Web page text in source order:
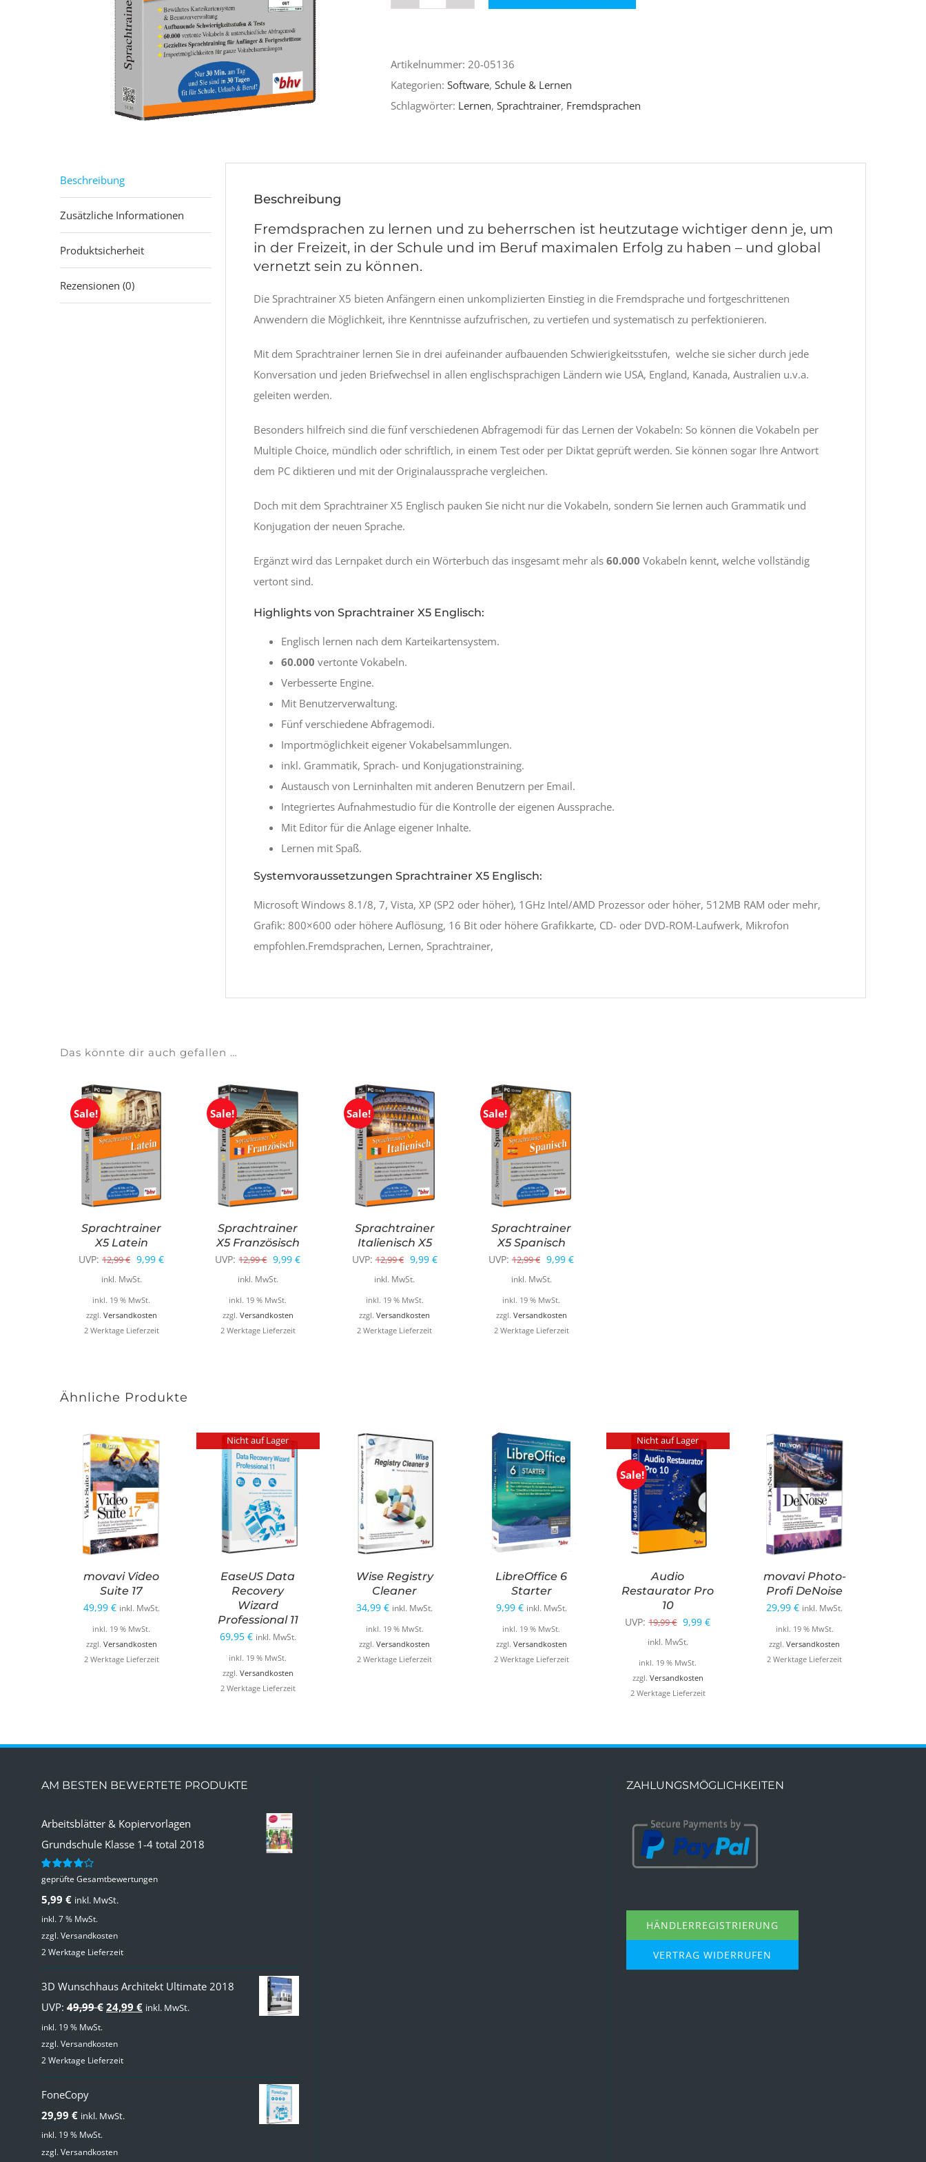
Menge
Artikelnummer: 20-05136
Kategorien: Software, Schule & Lernen
Schlagwörter: Lernen, Sprachtrainer, Fremdsprachen
Beschreibung
Zusätzliche Informationen
Produktsicherheit
Rezensionen (0)
Beschreibung
Fremdsprachen zu lernen und zu beherrschen ist heutzutage wichtiger denn je, um
in der Freizeit, in der Schule und im Beruf maximalen Erfolg zu haben – und global
vernetzt sein zu können.
Die Sprachtrainer X5 bieten Anfängern einen unkomplizierten Einstieg in die Fremdsprache und fortgeschrittenen
Anwendern die Möglichkeit, ihre Kenntnisse aufzufrischen, zu vertiefen und systematisch zu perfektionieren.
Mit dem Sprachtrainer lernen Sie in drei aufeinander aufbauenden Schwierigkeitsstufen, welche sie sicher durch jede
Konversation und jeden Briefwechsel in allen englischsprachigen Ländern wie USA, England, Kanada, Australien u.v.a.
geleiten werden.
Besonders hilfreich sind die fünf verschiedenen Abfragemodi für das Lernen der Vokabeln: So können die Vokabeln per
Multiple Choice, mündlich oder schriftlich, in einem Test oder per Diktat geprüft werden. Sie können sogar Ihre Antwort
dem PC diktieren und mit der Originalaussprache vergleichen.
Doch mit dem Sprachtrainer X5 Englisch pauken Sie nicht nur die Vokabeln, sondern Sie lernen auch Grammatik und
Konjugation der neuen Sprache.
Ergänzt wird das Lernpaket durch ein Wörterbuch das insgesamt mehr als 60.000 Vokabeln kennt, welche vollständig
vertont sind.
Highlights von Sprachtrainer X5 Englisch:
Englisch lernen nach dem Karteikartensystem.
60.000 vertonte Vokabeln.
Verbesserte Engine.
Mit Benutzerverwaltung.
Fünf verschiedene Abfragemodi.
Importmöglichkeit eigener Vokabelsammlungen.
inkl. Grammatik, Sprach- und Konjugationstraining.
Austausch von Lerninhalten mit anderen Benutzern per Email.
Integriertes Aufnahmestudio für die Kontrolle der eigenen Aussprache.
Mit Editor für die Anlage eigener Inhalte.
Lernen mit Spaß.
Systemvoraussetzungen Sprachtrainer X5Englisch:
Microsoft Windows 8.1/8, 7, Vista, XP (SP2 oder höher), 1GHz Intel/AMD Prozessor oder höher, 512MB RAM oder mehr,
Grafik: 800×600 oder höhere Auflösung, 16 Bit oder höhere Grafikkarte, CD- oder DVD-ROM-Laufwerk, Mikrofon
empfohlen.Fremdsprachen, Lernen, Sprachtrainer,
Das könnte dir auch gefallen …
Sale!
Sprachtrainer
X5 Latein
UVP: 12,99€ Ursprünglicher
Preis
war:
12,99 €
9,99€Aktueller
inkl. MwSt.
inkl. 19 % MwSt.
zzgl. Versandkosten
2 Werktage Lieferzeit
Sale!
Sprachtrainer
X5 Französisch
UVP: 12,99€ Ursprünglicher
Preis
war:
12,99 €
9,99€Aktueller
inkl. MwSt.
inkl. 19 % MwSt.
zzgl. Versandkosten
2 Werktage Lieferzeit
Sale!
Sprachtrainer
Italienisch X5
UVP: 12,99€ Ursprünglicher
Preis
war:
12,99 €
9,99 €Aktueller
inkl. MwSt.
inkl. 19 % MwSt.
zzgl.Versandkosten
2 Werktage Lieferzeit
Sale!
Sprachtrainer
X5 Spanisch
UVP: 12,99€ Ursprünglicher
Preis
war:
12,99 €
9,99€Aktueller
inkl. MwSt.
inkl. 19 % MwSt.
zzgl. Versandkosten
2 Werktage Lieferzeit
Ähnliche Produkte
movavi Video
Suite 17
49,99 € inkl. MwSt.
inkl. 19 % MwSt.
zzgl. Versandkosten
2 Werktage Lieferzeit
Nicht auf Lager
EaseUS Data
Recovery
Wizard
Professional 11
69,95 € inkl. MwSt.
inkl. 19 % MwSt.
zzgl. Versandkosten
2 Werktage Lieferzeit
Wise Registry
Cleaner
34,99€ inkl. MwSt.
inkl. 19 % MwSt.
zzgl.Versandkosten
2 Werktage Lieferzeit
LibreOffice 6
Starter
9,99 € inkl. MwSt.
inkl. 19 % MwSt.
zzgl. Versandkosten
2 Werktage Lieferzeit
Nicht auf Lager
Sale!
Audio
Restaurator Pro
10
UVP: 19,99€ Ursprünglicher
Preis
war:
19,99 €
9,99€Aktueller
inkl. MwSt.
inkl. 19 % MwSt.
zzgl. Versandkosten
2 Werktage Lieferzeit
movavi Photo-
Profi DeNoise
29,99€ inkl. MwSt.
inkl. 19 % MwSt.
zzgl.Versandkosten
2 Werktage Lieferzeit
AM BESTEN BEWERTETE PRODUKTE
Arbeitsblätter & Kopiervorlagen
Grundschule Klasse 1-4 total 2018
Bewertet
von 5
geprüfte Gesamtbewertungen
5,99 € inkl. MwSt.
inkl. 7 % MwSt.
zzgl.Versandkosten
2 Werktage Lieferzeit
3D Wunschhaus Architekt Ultimate 2018
UVP: 49,99€ Ursprünglicher
war:
24,99 €Aktueller
inkl. MwSt.
inkl. 19 % MwSt.
zzgl.Versandkosten
2 Werktage Lieferzeit
FoneCopy
29,99 € inkl. MwSt.
inkl. 19 % MwSt.
zzgl.Versandkosten
ZAHLUNGSMÖGLICHKEITEN
HÄNDLERREGISTRIERUNG
VERTRAG WIDERRUFEN